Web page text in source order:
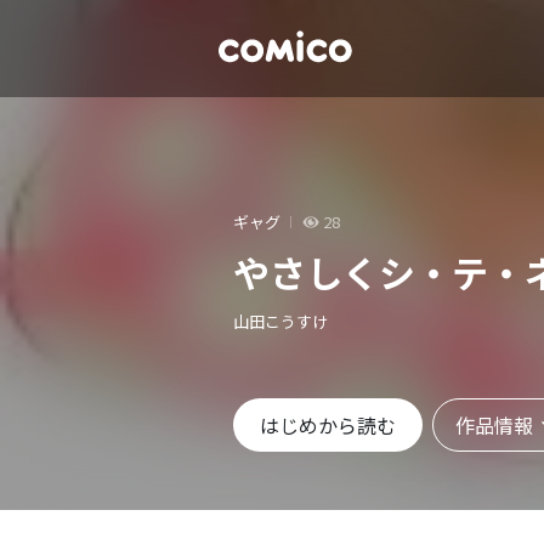
ギャグ 28
やさしくシ・テ・
山田こうすけ
はじめから読む 作品情報